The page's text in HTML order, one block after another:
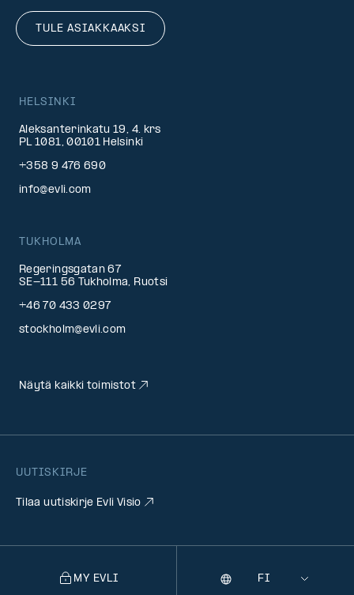
TULE ASIAKKAAKSI
UUTISKIRJE
Tilaa uutiskirje Evli Visio
HELSINKI
Aleksanterinkatu 19, 4. krs
PL 1081, 00101 Helsinki
+358 9 476 690
info@evli.com
TUKHOLMA
Regeringsgatan 67
SE-111 56 Tukholma, Ruotsi
+46 70 433 0297
stockholm@evli.com
Näytä kaikki toimistot
MY EVLI Selecting
Kieli